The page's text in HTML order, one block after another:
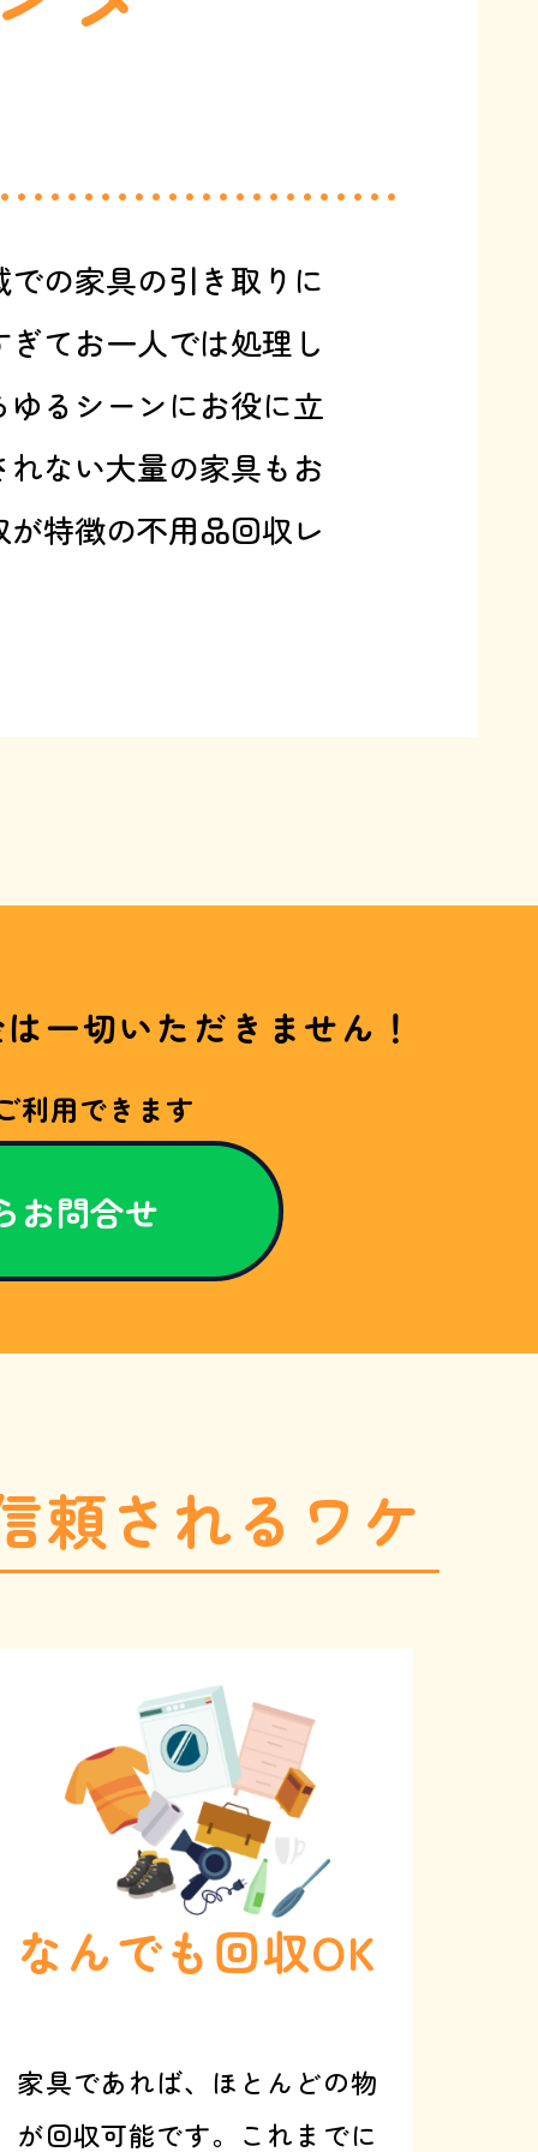
の家具の引き取りに
てお一人では処理し
るシーンにお役に立
ない大量の家具もお
特徴の不用品回収レ
一切いただきません！
利用できます
お問合せ
頼されるワケ
なんでも回収OK
家具であれば、ほとんどの物
が回収可能です。これまでに